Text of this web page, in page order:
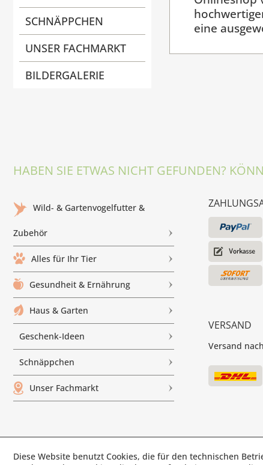
SCHNÄPPCHEN
UNSER FACHMARKT
BILDERGALERIE
eine
HABEN SIE ETWAS NICHT GEFUNDEN?
Wild- & Gartenvogelfutter &
Zubehör
Alles für Ihr Tier
Gesundheit & Ernährung
Haus & Garten
Geschenk-Ideen
Schnäppchen
Unser Fachmarkt
VERSAND
Versand
©
Diese Website benutzt Cookies, die für den technischen